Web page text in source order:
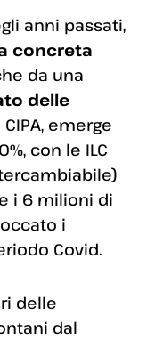
anni passati,
concreta
da una
delle
emerge
con le ILC
i 6 milioni di
i
Covid.
delle
dal